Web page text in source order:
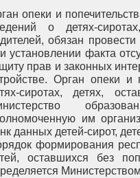
опеки и
о детях-
обязан
установлении факта
прав и законных
Орган опеки и
сиротах, детях,
им
данных детей-сирот,
формирования
оставшихся без